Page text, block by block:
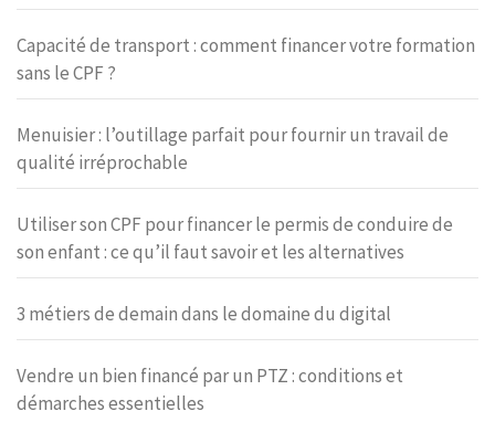
Capacité de transport : comment financer votre formation
sans le CPF ?
Menuisier : l’outillage parfait pour fournir un travail de
qualité irréprochable
Utiliser son CPF pour financer le permis de conduire de
son enfant : ce qu’il faut savoir et les alternatives
3 métiers de demain dans le domaine du digital
Vendre un bien financé par un PTZ : conditions et
démarches essentielles